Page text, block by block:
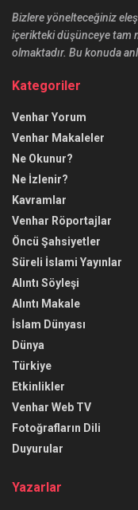
Bizlere yönelteceğiniz
içerikteki düşünceye tam
olmaktadır. Bu konuda
Kategoriler
Venhar Yorum
Venhar Makaleler
Ne Okunur?
Ne İzlenir?
Kavramlar
Venhar Röportajlar
Öncü Şahsiyetler
Süreli İslami Yayınlar
Alıntı Söyleşi
Alıntı Makale
İslam Dünyası
Dünya
Türkiye
Etkinlikler
Venhar Web TV
Fotoğrafların Dili
Duyurular
Yazarlar